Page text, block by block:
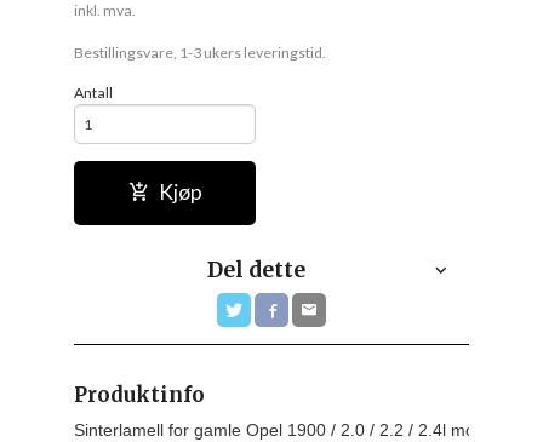
inkl. mva.
Bestillingsvare, 1-3 ukers leveringstid.
Antall
Kjøp
Del dette
Produktinfo
Sinterlamell for gamle Opel 1900 / 2.0 / 2.2 / 2.4l motorer